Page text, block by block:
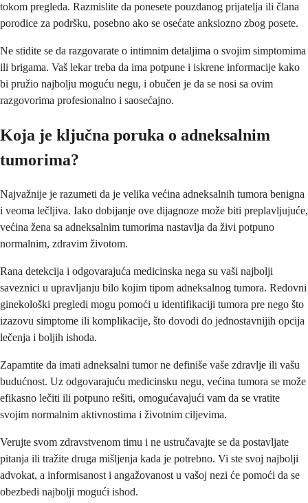
tokom pregleda. Razmislite da ponesete pouzdanog prijatelja ili člana
porodice za podršku, posebno ako se osećate anksiozno zbog posete.
Ne stidite se da razgovarate o intimnim detaljima o svojim simptomima
ili brigama. Vaš lekar treba da ima potpune i iskrene informacije kako
bi pružio najbolju moguću negu, i obučen je da se nosi sa ovim
razgovorima profesionalno i saosećajno.
Koja je ključna poruka o adneksalnim
tumorima?
Najvažnije je razumeti da je velika većina adneksalnih tumora benigna
i veoma lečljiva. Iako dobijanje ove dijagnoze može biti preplavljujuće,
većina žena sa adneksalnim tumorima nastavlja da živi potpuno
normalnim, zdravim životom.
Rana detekcija i odgovarajuća medicinska nega su vaši najbolji
saveznici u upravljanju bilo kojim tipom adneksalnog tumora. Redovni
ginekološki pregledi mogu pomoći u identifikaciji tumora pre nego što
izazovu simptome ili komplikacije, što dovodi do jednostavnijih opcija
lečenja i boljih ishoda.
Zapamtite da imati adneksalni tumor ne definiše vaše zdravlje ili vašu
budućnost. Uz odgovarajuću medicinsku negu, većina tumora se može
efikasno lečiti ili potpuno rešiti, omogućavajući vam da se vratite
svojim normalnim aktivnostima i životnim ciljevima.
Verujte svom zdravstvenom timu i ne ustručavajte se da postavljate
pitanja ili tražite druga mišljenja kada je potrebno. Vi ste svoj najbolji
advokat, a informisanost i angažovanost u vašoj nezi će pomoći da se
obezbedi najbolji mogući ishod.